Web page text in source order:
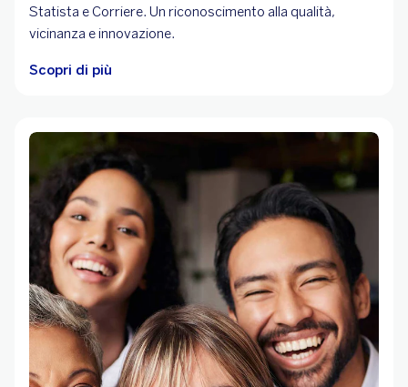
Statista e Corriere. Un riconoscimento alla qualità,
vicinanza e innovazione.
Scopri di più